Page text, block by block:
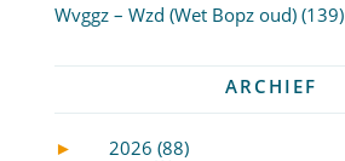
Wvggz – Wzd (Wet Bopz oud)(139)
ARCHIEF
►
2026 (88)